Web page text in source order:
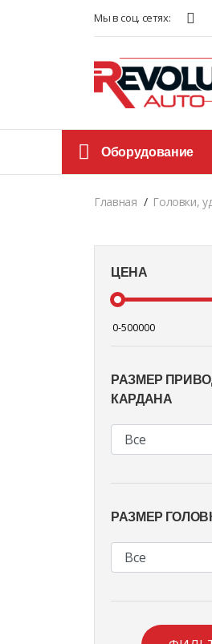
Мы в соц. сетях:
Оборудование
Главная Головки,
ЦЕНА
РАЗМЕР
КАРДАНА
РАЗМЕР